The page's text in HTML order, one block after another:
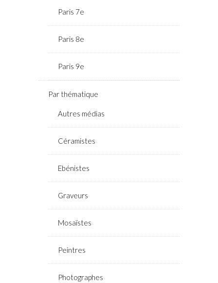
Paris 7e
Paris 8e
Paris 9e
Par thématique
Autres médias
Céramistes
Ebénistes
Graveurs
Mosaïstes
Peintres
Photographes